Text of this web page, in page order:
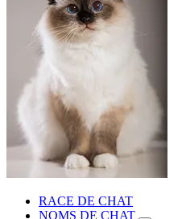
RACE DE CHAT
NOMS DE CHAT